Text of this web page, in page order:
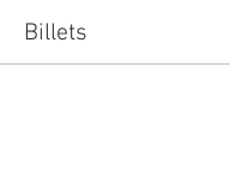
Billets